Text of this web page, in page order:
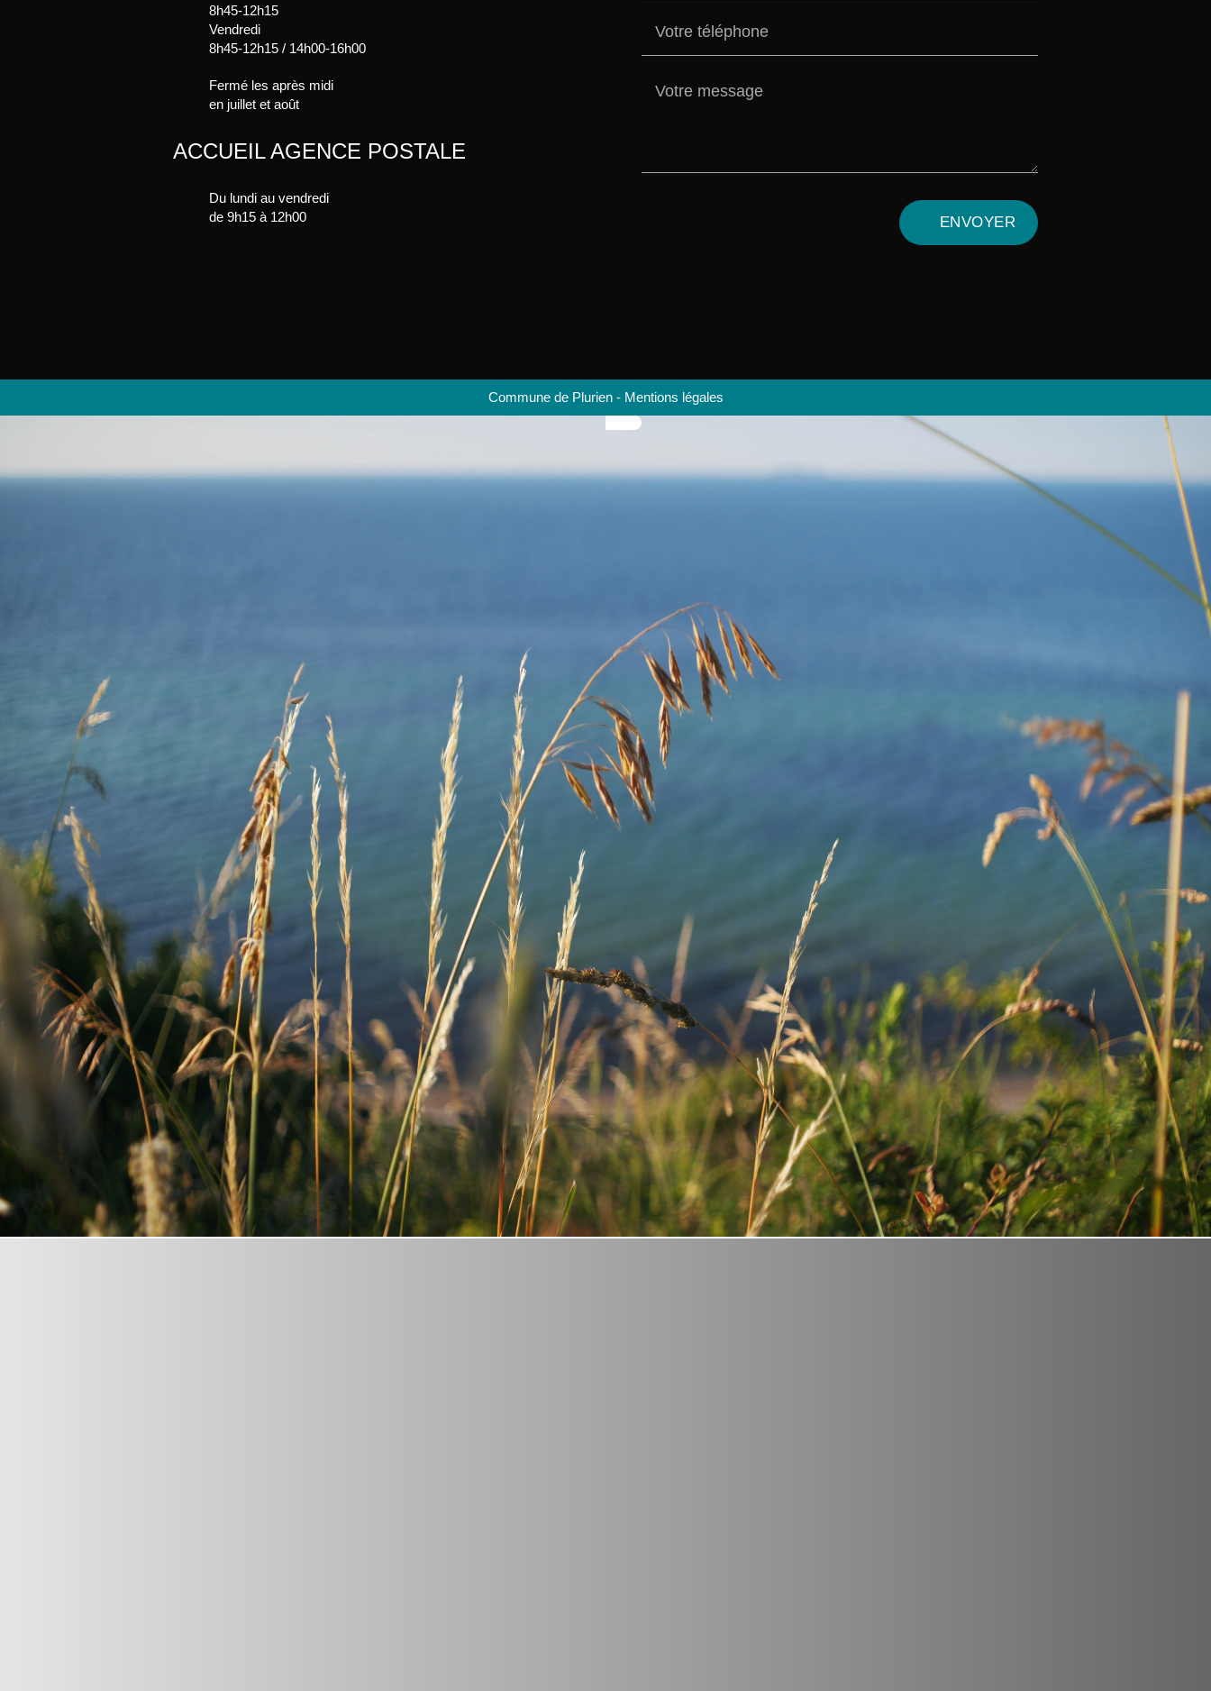
8h45-12h15
Vendredi
8h45-12h15 / 14h00-16h00
Fermé les après midi
en juillet et août
ACCUEIL AGENCE POSTALE
Du lundi au vendredi
de 9h15 à 12h00
ENVOYER
Commune de Plurien - Mentions légales